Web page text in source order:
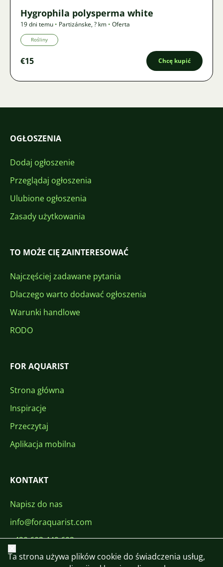
Hygrophila polysperma white
19 dni temu • Partizánske,? km • Oferta
Rośliny
€15 Chcę kupić
OGŁOSZENIA
Dodaj ogłoszenie
Przeglądaj ogłoszenia
Ulubione ogłoszenia
Zasady użytkowania
TO MOŻE CIĘ ZAINTERESOWAĆ
Najczęściej zadawane pytania
Dlaczego warto dodawać ogłoszenia
Warunki handlowe
RODO
FOR AQUARIST
Strona główna
Inspiracje
Przeczytaj
Aplikacja mobilna
KONTAKT
Napisz do nas
info@foraquarist.com
+420 603 449 602
Zamknij
Ta strona używa plików cookie do świadczenia usług,